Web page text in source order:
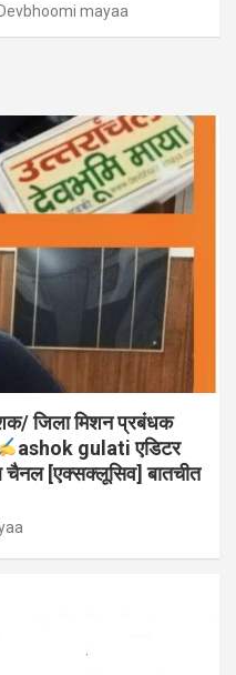
mayaa
जिला मिशन प्रबंधक
ashok gulati एडिटर
चैनल [एक्सक्लूसिव] बातचीत